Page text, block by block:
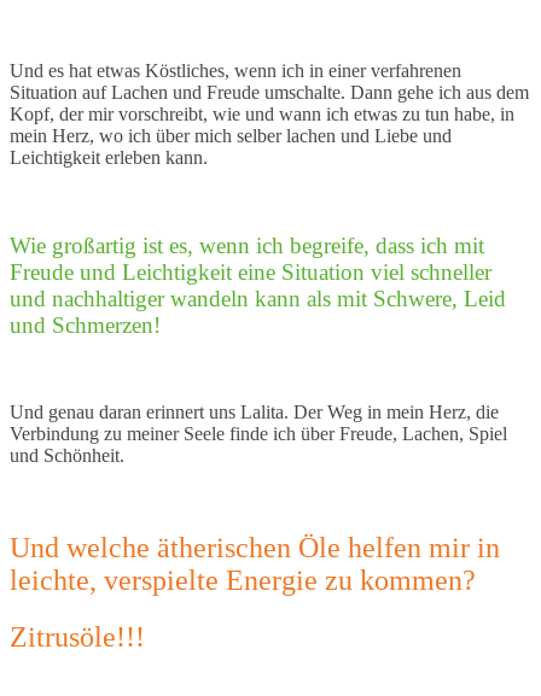
Und es hat etwas Köstliches, wenn ich in einer verfahrenen
Situation auf Lachen und Freude umschalte. Dann gehe ich aus dem
Kopf, der mir vorschreibt, wie und wann ich etwas zu tun habe, in
mein Herz, wo ich über mich selber lachen und Liebe und
Leichtigkeit erleben kann.
Wie großartig ist es, wenn ich begreife, dass ich mit
Freude und Leichtigkeit eine Situation viel schneller
und nachhaltiger wandeln kann als mit Schwere, Leid
und Schmerzen!
Und genau daran erinnert uns Lalita. Der Weg in mein Herz, die
Verbindung zu meiner Seele finde ich über Freude, Lachen, Spiel
und Schönheit.
Und welche ätherischen Öle helfen mir in
leichte, verspielte Energie zu kommen?
Zitrusöle!!!